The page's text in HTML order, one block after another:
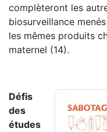
complèteront les
biosurveillance
les mêmes produits
maternel (14).
Défis
des
études